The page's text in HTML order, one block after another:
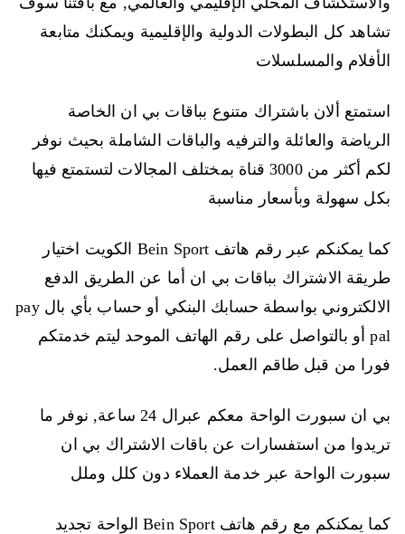
تشاهد كل البطولات الدولية والإقليمية ويمكنك متابعة
الأفلام والمسلسلات
استمتع ألان باشتراك متنوع بباقات بي ان الخاصة
الرياضة والعائلة والترفيه والباقات الشاملة بحيث نوفر
لكم أكثر من 3000 قناة بمختلف المجالات لتستمتع فيها
بكل سهولة وبأسعار مناسبة
كما يمكنكم عبر رقم هاتف Bein Sport الكويت اختيار
طريقة الاشتراك بباقات بي ان أما عن الطريق الدفع
الالكتروني بواسطة حسابك البنكي أو حساب بأي بال pay
pal أو بالتواصل على رقم الهاتف الموحد ليتم خدمتكم
فورا من قبل طاقم العمل.
بي ان سبورت الواحة معكم عبرال 24 ساعة, نوفر ما
تريدوا من استفسارات عن باقات الاشتراك بي ان
سبورت الواحة عبر خدمة العملاء دون كلل وملل
كما يمكنكم مع رقم هاتف Bein Sport الواحة تجديد